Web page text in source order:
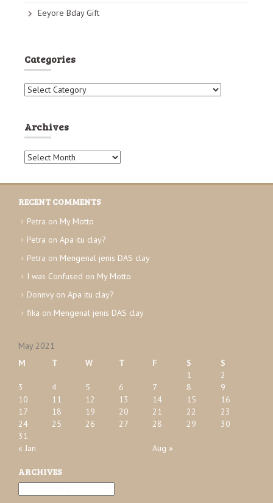
Eeyore Bday Gift
Categories
C
e
g
o
r
e
s
Archives
A
c
i
v
s
RECENT COMMENTS
Petra on My Motto
Petra on Apa itu clay?
Petra on Mengenal jenis DAS clay
I was Confused on My Motto
Donnvy on Apa itu clay?
fika on Mengenal jenis DAS clay
May 2021
M
T W T F S S
« Jan Aug »
1
2
3
4 5 6 7 8
9
10
11 12 13 14 15
16
17
18 19 20 21 22
23
24
25 26 27 28 29
30
31
ARCHIVES